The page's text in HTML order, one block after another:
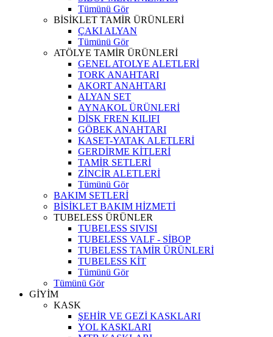
Tümünü Gör
BİSİKLET TAMİR ÜRÜNLERİ
ÇAKI ALYAN
Tümünü Gör
ATÖLYE TAMİR ÜRÜNLERİ
GENEL ATOLYE ALETLERİ
TORK ANAHTARI
AKORT ANAHTARI
ALYAN SET
AYNAKOL ÜRÜNLERİ
DİSK FREN KILIFI
GÖBEK ANAHTARI
KASET-YATAK ALETLERİ
GERDİRME KİTLERİ
TAMİR SETLERİ
ZİNCİR ALETLERİ
Tümünü Gör
BAKIM SETLERİ
BİSİKLET BAKIM HİZMETİ
TUBELESS ÜRÜNLER
TUBELESS SIVISI
TUBELESS VALF - SİBOP
TUBELESS TAMİR ÜRÜNLERİ
TUBELESS KİT
Tümünü Gör
Tümünü Gör
GİYİM
KASK
ŞEHİR VE GEZİ KASKLARI
YOL KASKLARI